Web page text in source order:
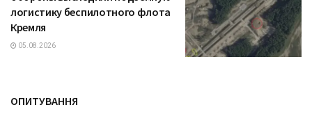
логистику беспилотного флота
Кремля
05.08.2026
ОПИТУВАННЯ